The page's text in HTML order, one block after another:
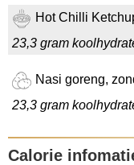
Hot Chilli
23,3 gram
Nasi goreng,
23,3 gram
Calorie